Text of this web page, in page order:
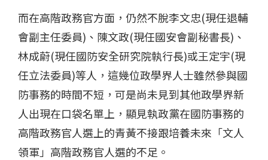
而在高階政務官方面，仍然不脫李文忠(現任退輔
會副主任委員)、陳文政(現任國安會副秘書長)、
林成蔚(現任國防安全研究院執行長)或王定宇(現
任立法委員)等人，這幾位政學界人士雖然參與國
防事務的時間不短，可是尚未見到其他政學界新
人出現在口袋名單上，顯見執政黨在國防事務的
高階政務官人選上的青黃不接跟培養未來「文人
領軍」高階政務官人選的不足。